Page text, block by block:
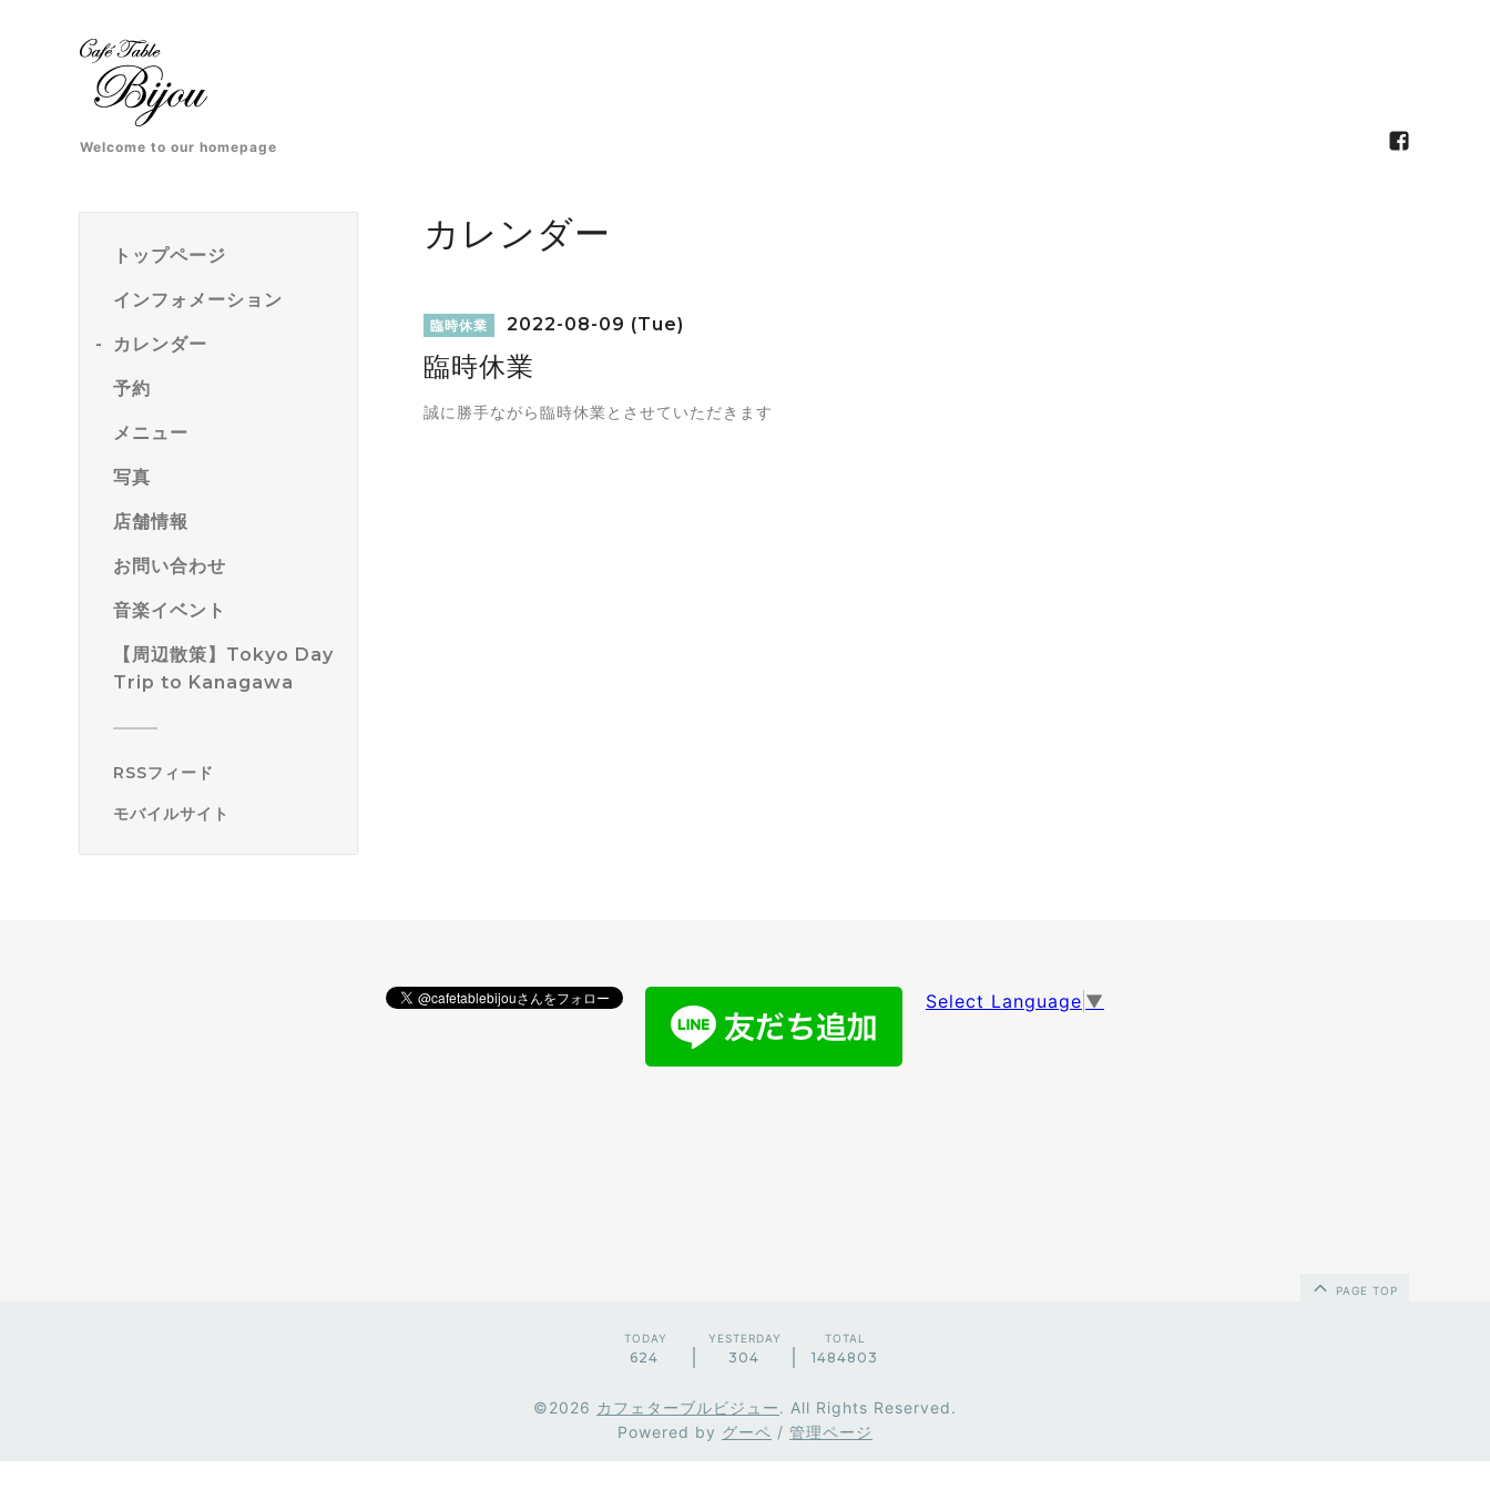
Welcome to our homepage
トップページ
インフォメーション
カレンダー
予約
メニュー
写真
店舗情報
お問い合わせ
音楽イベント
【周辺散策】Tokyo Day
Trip to Kanagawa
RSSフィード
モバイルサイト
カレンダー
臨時休業 2022-08-09 (Tue)
臨時休業
誠に勝手ながら臨時休業とさせていただきます
Select Language ▼
PAGE TOP
TODAY
624
YESTERDAY
304
TOTAL
1484803
©2026 カフェターブルビジュー. All Rights Reserved.
Powered by グーペ / 管理ページ